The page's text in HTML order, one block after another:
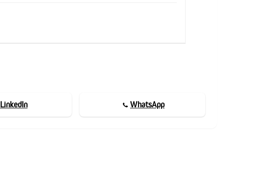
LinkedIn WhatsApp